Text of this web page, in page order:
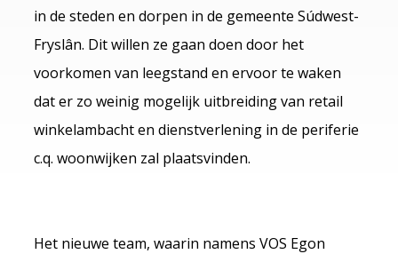
in de steden en dorpen in de gemeente Súdwest-
Fryslân. Dit willen ze gaan doen door het
voorkomen van leegstand en ervoor te waken
dat er zo weinig mogelijk uitbreiding van retail
winkelambacht en dienstverlening in de periferie
c.q. woonwijken zal plaatsvinden.
Het nieuwe team, waarin namens VOS Egon